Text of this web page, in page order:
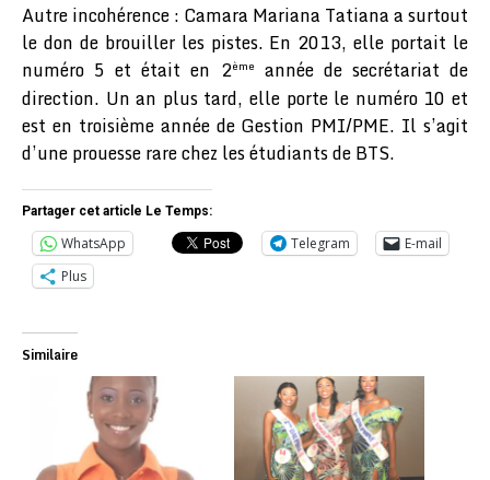
Autre incohérence : Camara Mariana Tatiana a surtout
le don de brouiller les pistes. En 2013, elle portait le
numéro 5 et était en 2ème
année de secrétariat de
direction. Un an plus tard, elle porte le numéro 10 et
est en troisième année de Gestion PMI/PME. Il s’agit
d’une prouesse rare chez les étudiants de BTS.
Partager cet article Le Temps:
WhatsApp Telegram
E-mail
Plus
Similaire